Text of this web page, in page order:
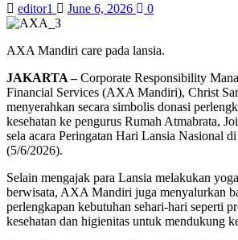
editor1 June 6, 2026 0
AXA Mandiri care pada lansia.
JAKARTA –Corporate Responsibility
Financial Services (AXA Mandiri), Christ
menyerahkan secara simbolis donasi
kesehatan ke pengurus Rumah Atmabrata,
sela acara Peringatan Hari Lansia Nasional
(5/6/2026).
Selain mengajak para Lansia melakukan
berwisata, AXA Mandiri juga menyalurkan
perlengkapan kebutuhan sehari-hari seperti
kesehatan dan higienitas untuk mendukung